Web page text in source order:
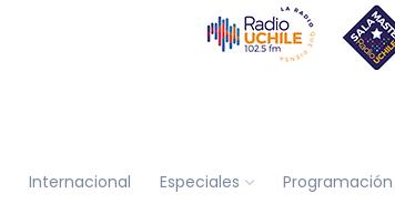
Internacional Especiales Programación